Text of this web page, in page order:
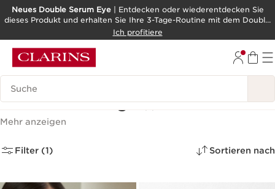
WEITER ZUM INHALT
BARRIEREFREIHEITSWERKZEUG
Neues Double Serum Eye| Entdecken oder wiederentdecken Sie
dieses Produkt und erhalten Sie Ihre 3-Tage-Routine mit dem Double
Serum als Geschenk!
Ich profitiere
Legende suchen
Straffende Pflege (1)
Mehr anzeigen
Filter (1) Sortieren nach